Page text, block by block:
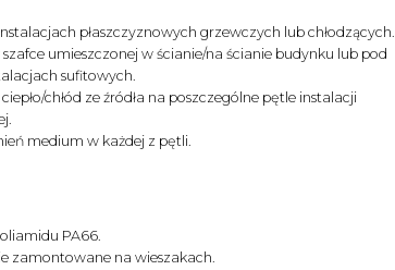
płaszczyznowych grzewczych lub chłodzących.
umieszczonej w ścianie/na ścianie budynku lub pod
sufitowych.
chłód ze źródła na poszczególne pętle instalacji
medium w każdej z pętli.
PA66.
zamontowane na wieszakach.